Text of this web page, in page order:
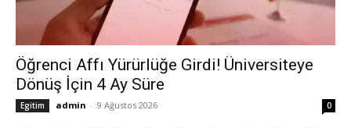
Öğrenci Affı Yürürlüğe Girdi! Üniversiteye
Dönüş İçin 4 Ay Süre
Egitim admin - 9 Ağustos 2026 0